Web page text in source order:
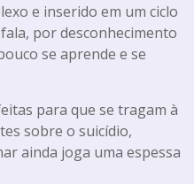
e inserido em um ciclo
por desconhecimento
se aprende e se
para que se tragam à
sobre o suicídio,
ainda joga uma espessa